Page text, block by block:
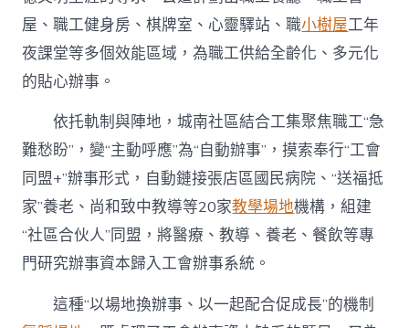
屋、職工健身房、棋牌室、心靈驛站、職小樹屋工年
夜課堂等多個效能區域，為職工供給全齡化、多元化
的貼心辦事。
依托軌制與陣地，城南社區結合工集聚焦職工“急
難愁盼”，變“主動呼應”為“自動辦事”，摸索奉行“工會
同盟+”辦事形式，自動鏈接張店區國民病院、“送福抵
家”養老、尚和致中教導等20家教學場地機構，組建
“社區合伙人”同盟，將醫療、教導、養老、餐飲等專
門研究辦事資本歸入工會辦事系統。
這種“以場地換辦事、以一起配合促成長”的機制